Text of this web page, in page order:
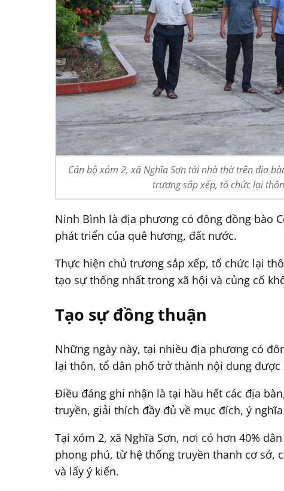
Cán bộ xóm 2, xã Nghĩa Sơn tới nhà thờ trên địa
trương sắp xếp, tổ chức lại
Ninh Bình là địa phương có đông đồng bào
phát triển của quê hương, đất nước.
Thực hiện chủ trương sắp xếp, tổ chức lại
tạo sự thống nhất trong xã hội và củng cố
Tạo sự đồng thuận
Những ngày này, tại nhiều địa phương có
lại thôn, tổ dân phố trở thành nội dung
Điều đáng ghi nhận là tại hầu hết các địa
truyền, giải thích đầy đủ về mục đích, ý
Tại xóm 2, xã Nghĩa Sơn, nơi có hơn 40%
phong phú, từ hệ thống truyền thanh cơ sở,
và lấy ý kiến.